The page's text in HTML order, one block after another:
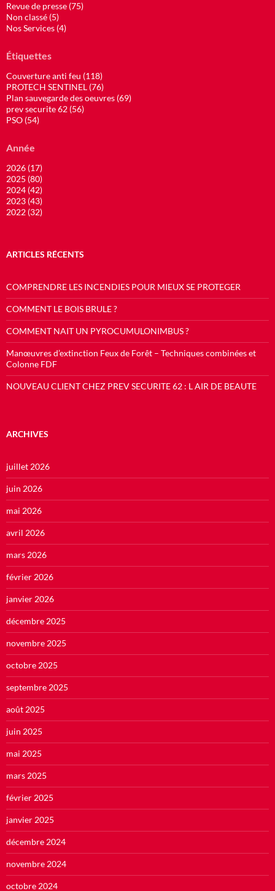
Revue de presse (75)
Non classé (5)
Nos Services (4)
Étiquettes
Couverture anti feu (118)
PROTECH SENTINEL (76)
Plan sauvegarde des oeuvres (69)
prev securite 62 (56)
PSO (54)
Année
2026 (17)
2025 (80)
2024 (42)
2023 (43)
2022 (32)
ARTICLES RÉCENTS
COMPRENDRE LES INCENDIES POUR MIEUX SE PROTEGER
COMMENT LE BOIS BRULE ?
COMMENT NAIT UN PYROCUMULONIMBUS ?
Manœuvres d’extinction Feux de Forêt – Techniques combinées et
Colonne FDF
NOUVEAU CLIENT CHEZ PREV SECURITE 62 : L AIR DE BEAUTE
ARCHIVES
juillet 2026
juin 2026
mai 2026
avril 2026
mars 2026
février 2026
janvier 2026
décembre 2025
novembre 2025
octobre 2025
septembre 2025
août 2025
juin 2025
mai 2025
mars 2025
février 2025
janvier 2025
décembre 2024
novembre 2024
octobre 2024